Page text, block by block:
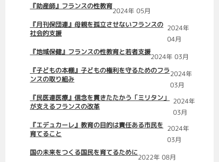
『助産師』フランスの性教育
2024年 05月
『月刊保団連』母親を孤立させないフランスの
社会的支援
2024年
04月
『地域保健』フランスの性教育と若者支援
2024年 03月
『子どもの本棚』子どもの権利を守るためのフラ
ンスの取り組み
2024年
03月
『民医連医療』信念を貫きたたかう「ミリタン」
が支えるフランスの改革
2024年
03月
『エデュカーレ』教育の目的は責任ある市民を
育てること
2024年
03月
国の未来をつくる国民を育てるために
2022年 08月